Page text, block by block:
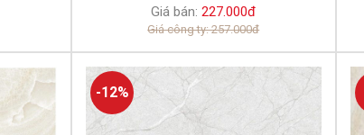
Giá bán: 227.000đ
Giá công ty: 257.000đ
-12%